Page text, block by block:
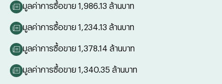
มูลค่าการซื้อขาย 1,986.13 ล้านบาท
มูลค่าการซื้อขาย 1,234.13 ล้านบาท
มูลค่าการซื้อขาย 1,378.14 ล้านบาท
มูลค่าการซื้อขาย 1,340.35 ล้านบาท